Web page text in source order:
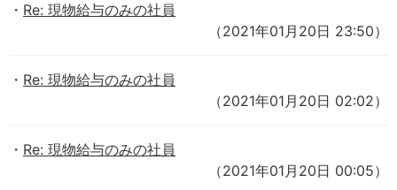
Re: 現物給与のみの社員
（2021年01月20日 23:50）
Re: 現物給与のみの社員
（2021年01月20日 02:02）
Re: 現物給与のみの社員
（2021年01月20日 00:05）